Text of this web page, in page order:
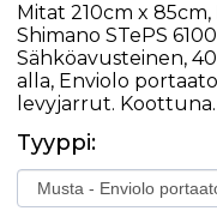
Mitat 210cm x 85cm,
Shimano STePS
Sähköavusteinen,
alla, Enviolo
levyjarrut. Koottuna.
Tyyppi: